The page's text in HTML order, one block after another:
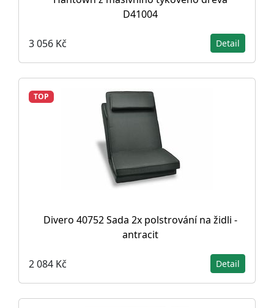
D41004
3 056 Kč Detail
TOP
Divero 40752 Sada 2x polstrování na židli -
antracit
2 084 Kč Detail